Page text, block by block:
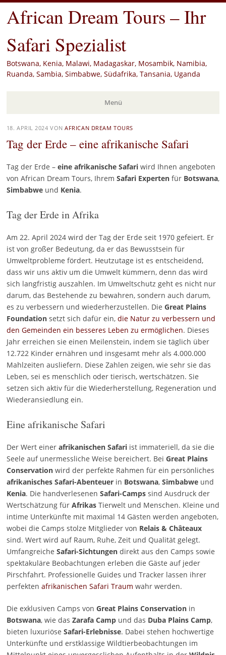
African Dream Tours – Ihr
Safari Spezialist
Botswana, Kenia, Malawi, Madagaskar, Mosambik, Namibia,
Ruanda, Sambia, Simbabwe, Südafrika, Tansania, Uganda
Menü
Zum
Inhalt
springen
18. APRIL 2024 VONAFRICAN DREAM TOURS
Tag der Erde – eine afrikanische Safari
Tag der Erde – eine afrikanische Safari wird Ihnen angeboten
von African Dream Tours, Ihrem Safari Expertenfür Botswana,
Simbabweund Kenia.
Tag der Erde in Afrika
Am 22. April 2024 wird der Tag der Erde seit 1970 gefeiert. Er
ist von großer Bedeutung, da er das Bewusstsein für
Umweltprobleme fördert. Heutzutage ist es entscheidend,
dass wir uns aktiv um die Umwelt kümmern, denn das wird
sich langfristig auszahlen. Im Umweltschutz geht es nicht nur
darum, das Bestehende zu bewahren, sondern auch darum,
es zu verbessern und wiederherzustellen. Die Great Plains
Foundationsetzt sich dafür ein, die Natur zu verbessern und
den Gemeinden ein besseres Leben zu ermöglichen. Dieses
Jahr erreichen sie einen Meilenstein, indem sie täglich über
12.722 Kinder ernähren und insgesamt mehr als 4.000.000
Mahlzeiten ausliefern. Diese Zahlen zeigen, wie sehr sie das
Leben, sei es menschlich oder tierisch, wertschätzen. Sie
setzen sich aktiv für die Wiederherstellung, Regeneration und
Wiederansiedlung ein.
Eine afrikanische Safari
Der Wert einer afrikanischen Safari ist immateriell, da sie die
Seele auf unermessliche Weise bereichert. Bei Great Plains
Conservationwird der perfekte Rahmen für ein persönliches
afrikanisches Safari-Abenteuer in Botswana, Simbabweund
Kenia. Die handverlesenen Safari-Campssind Ausdruck der
Wertschätzung für AfrikasTierwelt und Menschen. Kleine und
intime Unterkünfte mit maximal 14 Gästen werden angeboten,
wobei die Camps stolze Mitglieder von Relais & Châteaux
sind. Wert wird auf Raum, Ruhe, Zeit und Qualität gelegt.
Umfangreiche Safari-Sichtungen direkt aus den Camps sowie
spektakuläre Beobachtungen erleben die Gäste auf jeder
Pirschfahrt. Professionelle Guides und Tracker lassen ihrer
perfekten afrikanischen Safari Traum wahr werden.
Die exklusiven Camps von Great Plains Conservationin
Botswana, wie das Zarafa Campund das Duba Plains Camp,
bieten luxuriöse Safari-Erlebnisse. Dabei stehen hochwertige
Unterkünfte und erstklassige Wildtierbeobachtungen im